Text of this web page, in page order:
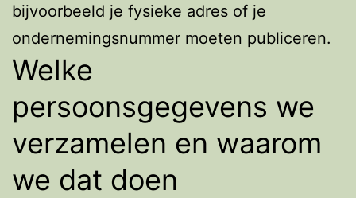
bijvoorbeeld je fysieke adres of je
ondernemingsnummer moeten publiceren.
Welke
persoonsgegevens we
verzamelen en waarom
we dat doen